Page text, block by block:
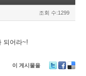
조회 수:1299
되어라~!
이 게시물을